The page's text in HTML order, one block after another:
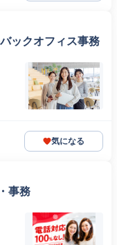
ックオフィス事務
気になる
事務